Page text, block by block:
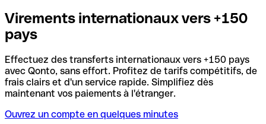
Virements internationaux vers +150
pays
Effectuez des transferts internationaux vers +150 pays
avec Qonto, sans effort. Profitez de tarifs compétitifs, de
frais clairs et d'un service rapide. Simplifiez dès
maintenant vos paiements à l'étranger.
Ouvrez un compte en quelques minutes